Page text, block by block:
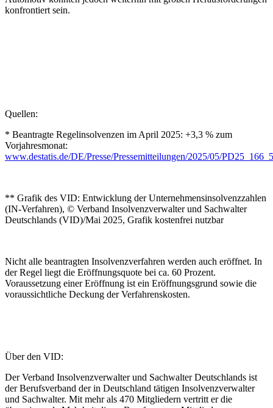
konfrontiert sein.
Quellen:
* Beantragte Regelinsolvenzen im April 2025: +3,3 % zum
Vorjahresmonat:
www.destatis.de/DE/Presse/Pressemitteilungen/2025/05/
** Grafik des VID: Entwicklung der Unternehmensinsolvenzzahlen
(IN-Verfahren), © Verband Insolvenzverwalter und Sachwalter
Deutschlands (VID)/Mai 2025, Grafik kostenfrei nutzbar
Nicht alle beantragten Insolvenzverfahren werden auch eröffnet. In
der Regel liegt die Eröffnungsquote bei ca. 60 Prozent.
Voraussetzung einer Eröffnung ist ein Eröffnungsgrund sowie die
voraussichtliche Deckung der Verfahrenskosten.
Über den VID:
Der Verband Insolvenzverwalter und Sachwalter Deutschlands ist
der Berufsverband der in Deutschland tätigen Insolvenzverwalter
und Sachwalter. Mit mehr als 470 Mitgliedern vertritt er die